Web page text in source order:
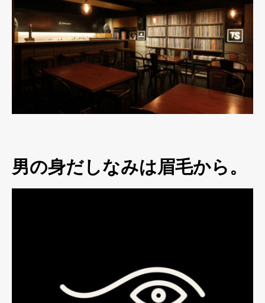
男の身だしなみは眉毛から。